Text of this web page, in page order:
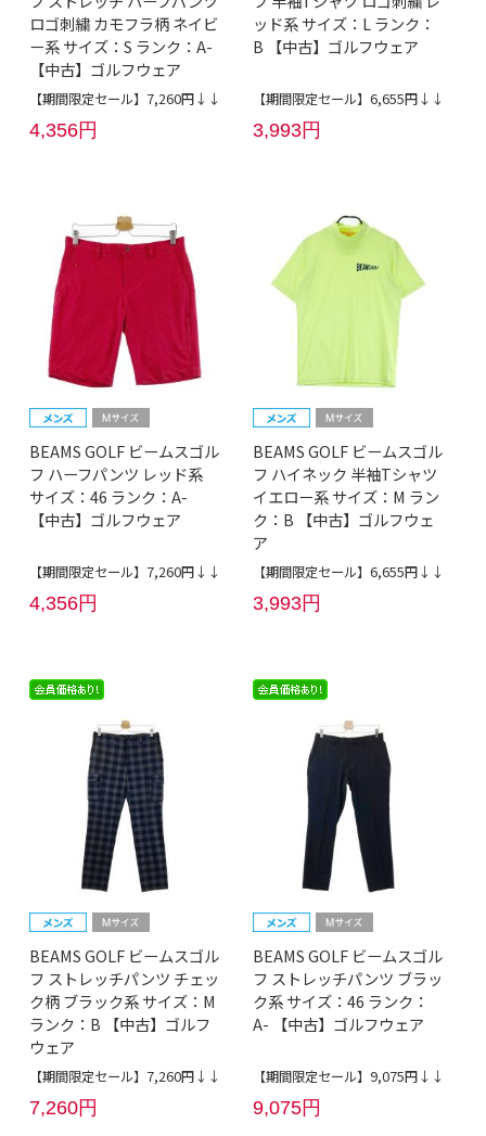
ロゴ刺繍 カモフラ柄 ネイビ
ー系 サイズ：S ランク：A-
【中古】ゴルフウェア
【期間限定セール】7,260円↓↓
4,356円
ッド系 サイズ：L ランク：
B 【中古】ゴルフウェア
【期間限定セール】6,655円↓↓
3,993円
BEAMS GOLF ビームスゴル
フ ハーフパンツ レッド系
サイズ：46 ランク：A-
【中古】ゴルフウェア
【期間限定セール】7,260円↓↓
4,356円
BEAMS GOLF ビームスゴル
フ ハイネック 半袖Tシャツ
イエロー系 サイズ：M ラン
ク：B 【中古】ゴルフウェ
ア
【期間限定セール】6,655円↓↓
3,993円
BEAMS GOLF ビームスゴル
フ ストレッチパンツ チェッ
ク柄 ブラック系 サイズ：M
ランク：B 【中古】ゴルフ
ウェア
【期間限定セール】7,260円↓↓
7,260円
BEAMS GOLF ビームスゴル
フ ストレッチパンツ ブラッ
ク系 サイズ：46 ランク：
A- 【中古】ゴルフウェア
【期間限定セール】9,075円↓↓
9,075円